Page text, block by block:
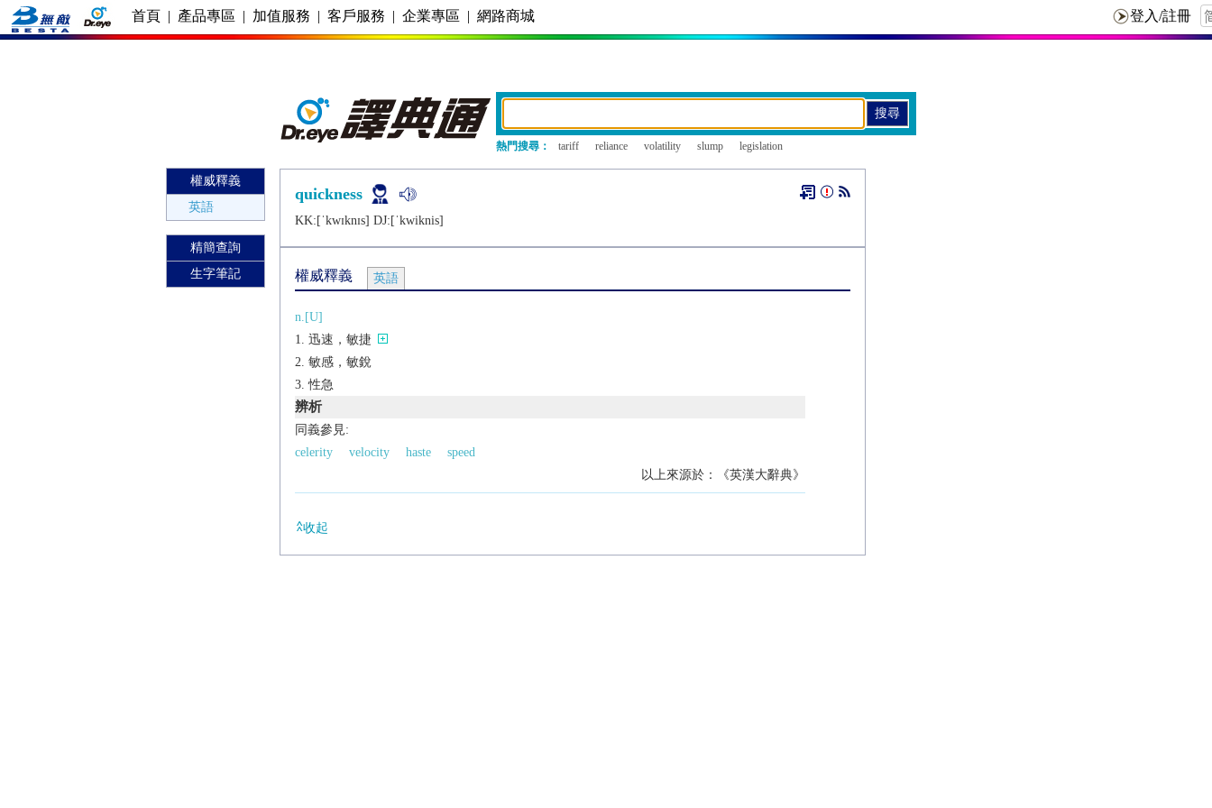
首頁 | 產品專區 | 加值服務 | 客戶服務 | 企業專區 | 網路商城
熱門搜尋： tariff reliance volatility slump legislation
權威釋義
英語
精簡查詢
生字筆記
quickness
KK:[ˈkwɪknɪs] DJ:[ˈkwiknis]
權威釋義 英語
n.[U]
迅速，敏捷
敏感，敏銳
性急
辨析
同義參見:
celerity
velocity haste
speed
以上來源於：《英漢大辭典》
收起